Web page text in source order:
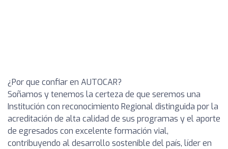
¿Por que confiar en AUTOCAR?
Soñamos y tenemos la certeza de que seremos una
Institución con reconocimiento Regional distinguida por la
acreditación de alta calidad de sus programas y el aporte
de egresados con excelente formación vial,
contribuyendo al desarrollo sostenible del país, líder en